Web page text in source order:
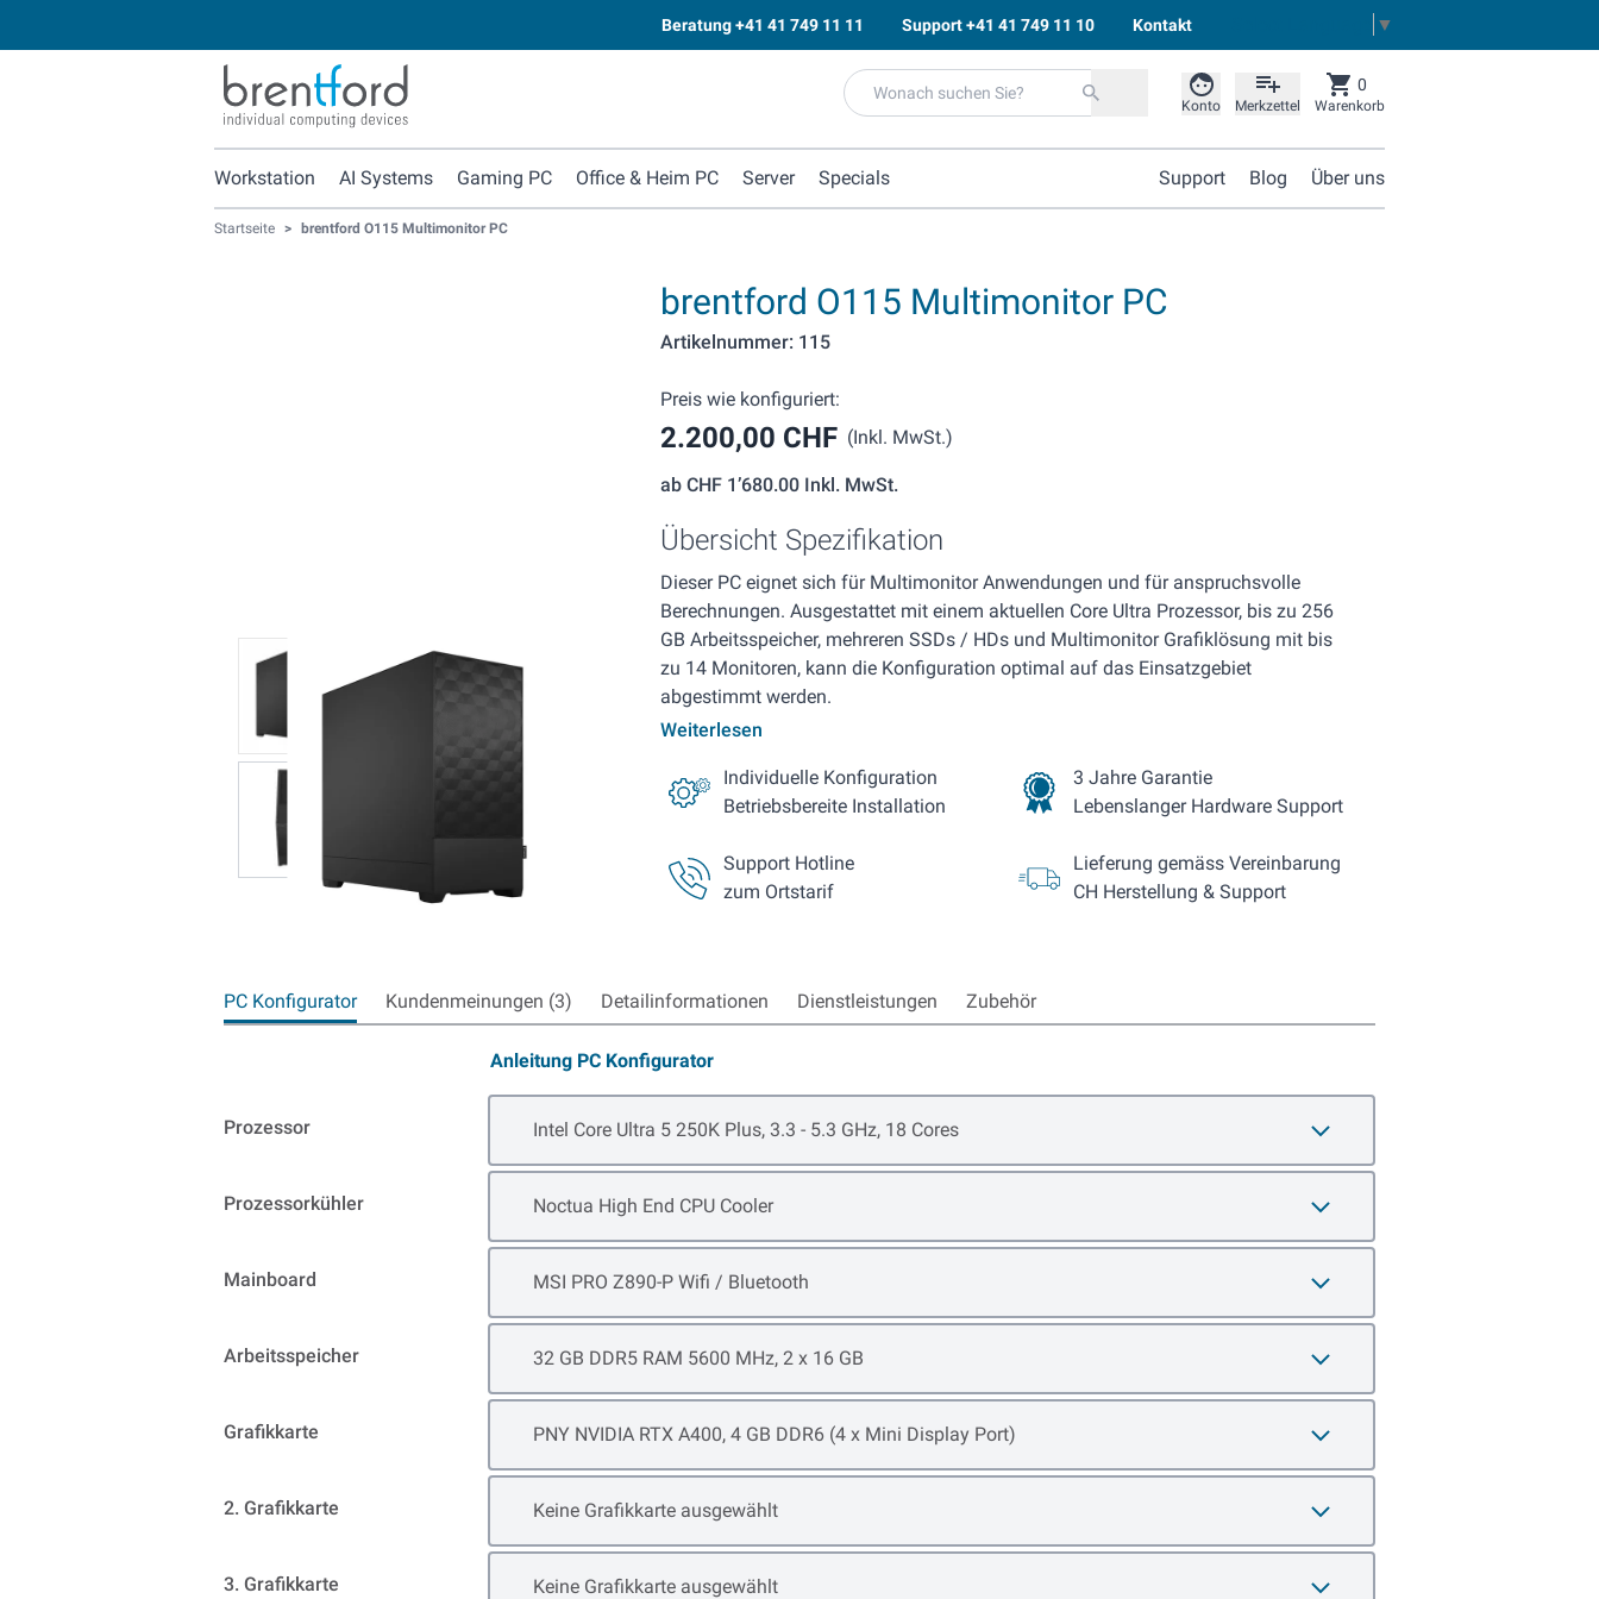
Beratung+41 41 749 11 11 Support+41 41 749 11 10 Kontakt ▼
Konto Merkzettel Warenkorb
0
Workstation AI Systems Gaming PC Office & Heim PC Server Specials Support Blog Über uns
Startseite > brentford O115 Multimonitor PC
brentford O115 Multimonitor PC
Artikelnummer: 115
Preis wie konfiguriert:
2.200,00 CHF (Inkl. MwSt.)
ab CHF 1’680.00Inkl. MwSt.
Übersicht Spezifikation
Dieser PC eignet sich für Multimonitor Anwendungen und für anspruchsvolle
Berechnungen. Ausgestattet mit einem aktuellen Core Ultra Prozessor, bis zu 256
GB Arbeitsspeicher, mehreren SSDs / HDs und Multimonitor Grafiklösung mit bis
zu 14 Monitoren, kann die Konfiguration optimal auf das Einsatzgebiet
abgestimmt werden.
Weiterlesen
Individuelle Konfiguration
Betriebsbereite Installation
3 Jahre Garantie
Lebenslanger Hardware Support
Support Hotline
zum Ortstarif
Lieferung gemäss Vereinbarung
CH Herstellung & Support
PC Konfigurator Kundenmeinungen (3) Detailinformationen Dienstleistungen Zubehör
Anleitung PC Konfigurator
Prozessor Intel Core Ultra 5 250K Plus, 3.3 - 5.3 GHz, 18 Cores
Open item options
Prozessorkühler Noctua High End CPU Cooler
Open item options
Mainboard MSI PRO Z890-P Wifi / Bluetooth
Open item options
Arbeitsspeicher 32 GB DDR5 RAM 5600 MHz, 2 x 16 GB
Open item options
Grafikkarte PNY NVIDIA RTX A400, 4 GB DDR6 (4 x Mini Display Port)
Open item options
2. Grafikkarte Keine Grafikkarte ausgewählt
Open item options
3. Grafikkarte Keine Grafikkarte ausgewählt
Open item options